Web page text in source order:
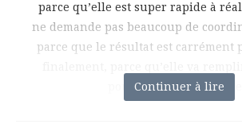
parce qu’elle est super rapide à
ne demande pas beaucoup de
parce que le résultat est carrément
pour toute la matinée,
Continuer à lire